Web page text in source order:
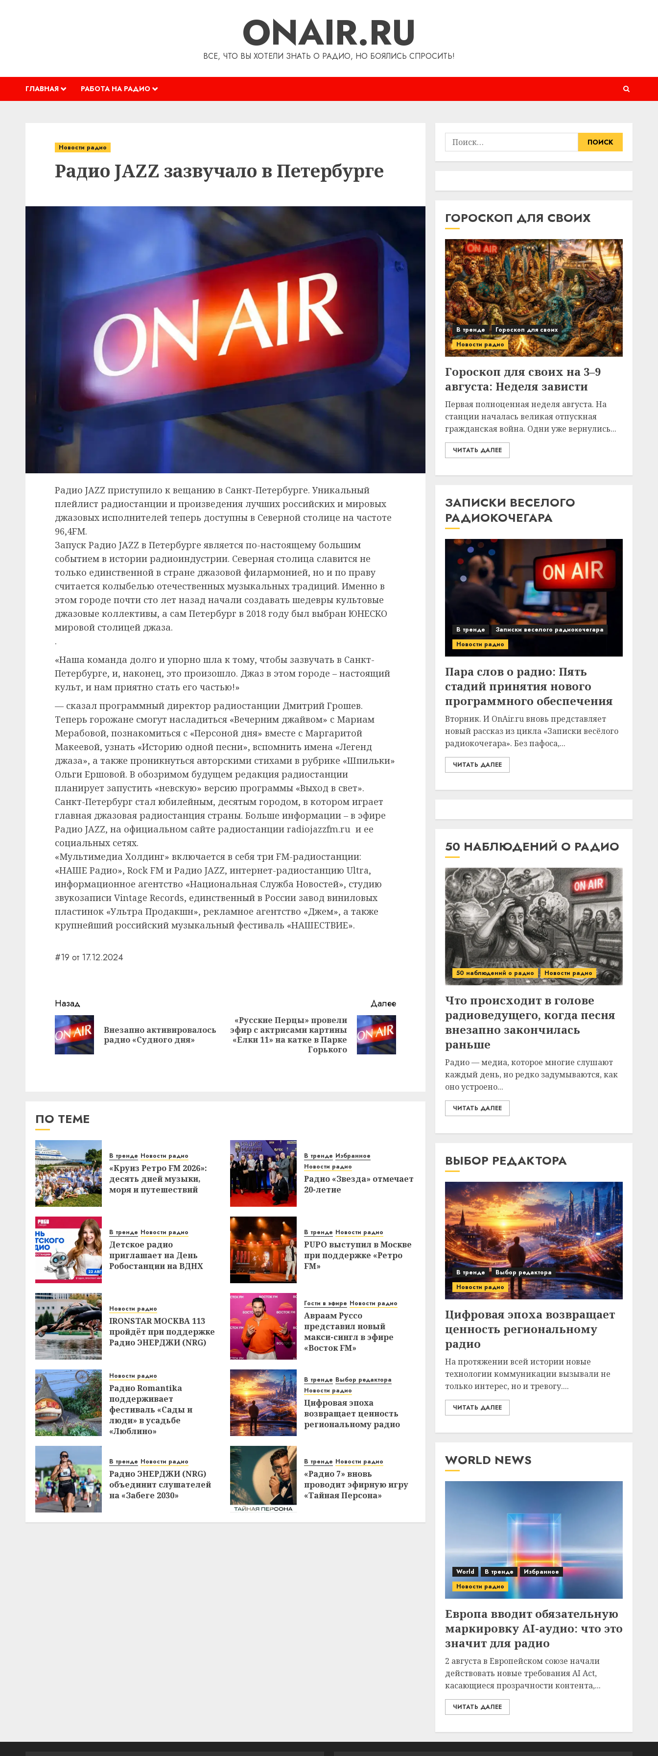
ONAIR.RU
ВСЕ, ЧТО ВЫ ХОТЕЛИ ЗНАТЬ О РАДИО, НО БОЯЛИСЬ СПРОСИТЬ!
ГЛАВНАЯ РАБОТА НА РАДИО
Новости радио
Радио JAZZ зазвучало в Петербурге
Радио JAZZ приступило к вещанию в Санкт-Петербурге. Уникальный
плейлист радиостанции и произведения лучших российских и мировых
джазовых исполнителей теперь доступны в Северной столице на частоте
96,4FM.
Запуск Радио JAZZ в Петербурге является по-настоящему большим
событием в истории радиоиндустрии. Северная столица славится не
только единственной в стране джазовой филармонией, но и по праву
считается колыбелью отечественных музыкальных традиций. Именно в
этом городе почти сто лет назад начали создавать шедевры культовые
джазовые коллективы, а сам Петербург в 2018 году был выбран ЮНЕСКО
мировой столицей джаза.
.
«Наша команда долго и упорно шла к тому, чтобы зазвучать в Санкт-
Петербурге, и, наконец, это произошло. Джаз в этом городе – настоящий
культ, и нам приятно стать его частью!»
— сказал программный директор радиостанции Дмитрий Грошев.
Теперь горожане смогут насладиться «Вечерним джайвом» с Мариам
Мерабовой, познакомиться с «Персоной дня» вместе с Маргаритой
Макеевой, узнать «Историю одной песни», вспомнить имена «Легенд
джаза», а также проникнуться авторскими стихами в рубрике «Шпильки»
Ольги Ершовой. В обозримом будущем редакция радиостанции
планирует запустить «невскую» версию программы «Выход в свет».
Санкт-Петербург стал юбилейным, десятым городом, в котором играет
главная джазовая радиостанция страны. Больше информации – в эфире
Радио JAZZ, на официальном сайте радиостанции radiojazzfm.ru и ее
социальных сетях.
«Мультимедиа Холдинг» включается в себя три FM-радиостанции:
«НАШЕ Радио», Rock FM и Радио JAZZ, интернет-радиостанцию Ultra,
информационное агентство «Национальная Служба Новостей», студию
звукозаписи Vintage Records, единственный в России завод виниловых
пластинок «Ультра Продакшн», рекламное агентство «Джем», а также
крупнейший российский музыкальный фестиваль «НАШЕСТВИЕ».
#19 от 17.12.2024
Навигация
записи
Назад
Предыдущая
запись:
Внезапно активировалось
радио «Судного дня»
Далее
Следующая
запись:
«Русские Перцы» провели
эфир с актрисами картины
«Елки 11» на катке в Парке
Горького
ПО ТЕМЕ
В тренде Новости радио
«Круиз Ретро FM 2026»:
десять дней музыки,
моря и путешествий
В тренде Избранное
Новости радио
Радио «Звезда» отмечает
20-летие
В тренде Новости радио
Детское радио
приглашает на День
Робостанции на ВДНХ
В тренде Новости радио
PUPO выступил в Москве
при поддержке «Ретро
FM»
Новости радио
IRONSTAR МОСКВА 113
пройдёт при поддержке
Радио ЭНЕРДЖИ (NRG)
Гости в эфире Новости радио
Авраам Руссо
представил новый
макси-сингл в эфире
«Восток FM»
Новости радио
Радио Romantika
поддерживает
фестиваль «Сады и
люди» в усадьбе
«Люблино»
В тренде Выбор редактора
Новости радио
Цифровая эпоха
возвращает ценность
региональному радио
В тренде Новости радио
Радио ЭНЕРДЖИ (NRG)
объединит слушателей
на «Забеге 2030»
В тренде Новости радио
«Радио 7» вновь
проводит эфирную игру
«Тайная Персона»
Найти:
ГОРОСКОП ДЛЯ СВОИХ
В тренде
Гороскоп для своих
Новости радио
Гороскоп для своих на 3–9
августа: Неделя зависти
Первая полноценная неделя августа. На
станции началась великая отпускная
гражданская война. Одни уже вернулись...
ЧИТАТЬ ДАЛЕЕ
ЗАПИСКИ ВЕСЕЛОГО
РАДИОКОЧЕГАРА
В тренде
Записки веселого радиокочегара
Новости радио
Пара слов о радио: Пять
стадий принятия нового
программного обеспечения
Вторник. И OnAir.ru вновь представляет
новый рассказ из цикла «Записки весёлого
радиокочегара». Без пафоса,...
ЧИТАТЬ ДАЛЕЕ
50 НАБЛЮДЕНИЙ О РАДИО
50 наблюдений о радио Новости радио
Что происходит в голове
радиоведущего, когда песня
внезапно закончилась
раньше
Радио — медиа, которое многие слушают
каждый день, но редко задумываются, как
оно устроено...
ЧИТАТЬ ДАЛЕЕ
ВЫБОР РЕДАКТОРА
В тренде
Выбор редактора
Новости радио
Цифровая эпоха возвращает
ценность региональному
радио
На протяжении всей истории новые
технологии коммуникации вызывали не
только интерес, но и тревогу....
ЧИТАТЬ ДАЛЕЕ
WORLD NEWS
World В тренде
Избранное
Новости радио
Европа вводит обязательную
маркировку AI-аудио: что это
значит для радио
2 августа в Европейском союзе начали
действовать новые требования AI Act,
касающиеся прозрачности контента,...
ЧИТАТЬ ДАЛЕЕ